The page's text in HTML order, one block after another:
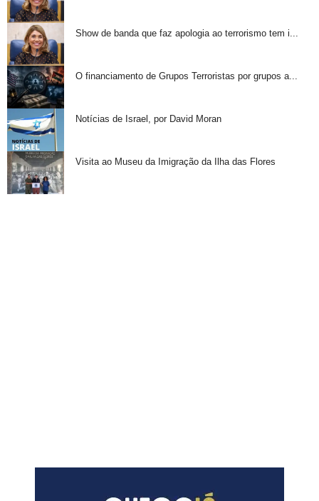
Show de banda que faz apologia ao terrorismo tem i...
O financiamento de Grupos Terroristas por grupos a...
Notícias de Israel, por David Moran
Visita ao Museu da Imigração da Ilha das Flores